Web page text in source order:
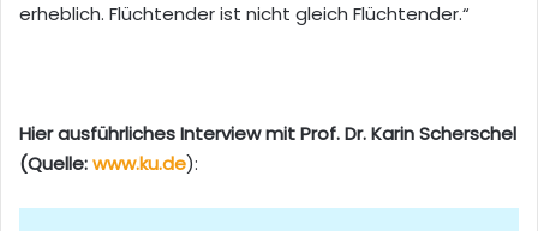
erheblich. Flüchtender ist nicht gleich Flüchtender.“
Hier ausführliches Interview mit Prof. Dr. Karin Scherschel
(Quelle:www.ku.de):